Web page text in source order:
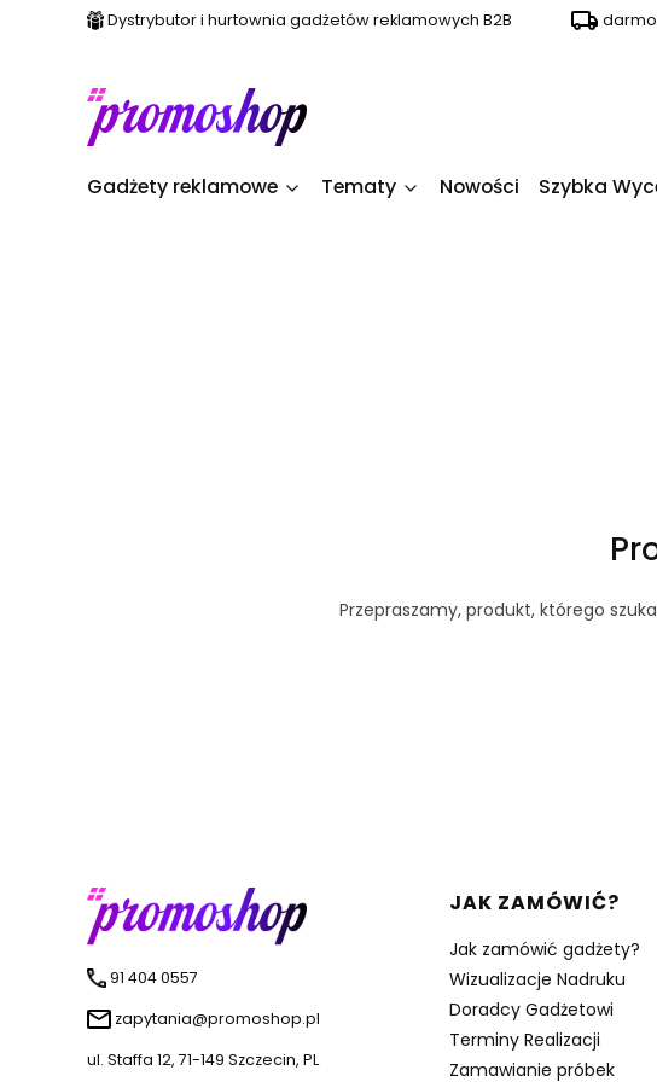
Dystrybutor i hurtownia gadżetów reklamowych B2B
Gadżety reklamowe Tematy Nowości Szybka
Przepraszamy, produkt, którego
91 404 0557
zapytania@promoshop.pl
ul. Staffa 12, 71-149 Szczecin, PL
Linki w stopce
JAK ZAMÓWIĆ?
Jak zamówić gadżety?
Wizualizacje Nadruku
Doradcy Gadżetowi
Terminy Realizacji
Zamawianie próbek